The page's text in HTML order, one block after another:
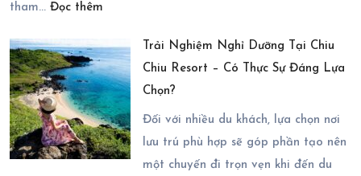
Ngày
Đêm
Chi
Tiết
Nhất
2026
tham… Đọc thêm
Dẫn
Cách
Chuyển
Đến
Trải Nghiệm Nghỉ Dưỡng Tại Chiu
Chiu Resort – Có Thực Sự Đáng Lựa
Chọn?
Đối với nhiều du khách, lựa chọn nơi
lưu trú phù hợp sẽ góp phần tạo nên
một chuyến đi trọn vẹn khi đến du